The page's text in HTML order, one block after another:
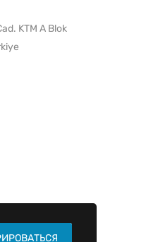
KTM A Blok